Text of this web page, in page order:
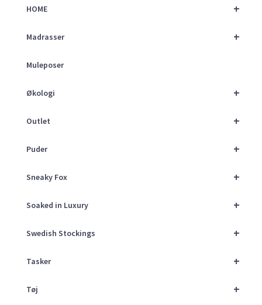
+
HOME
+
Madrasser
Muleposer
+
Økologi
+
Outlet
+
Puder
+
Sneaky Fox
+
Soaked in Luxury
+
Swedish Stockings
+
Tasker
+
Tøj